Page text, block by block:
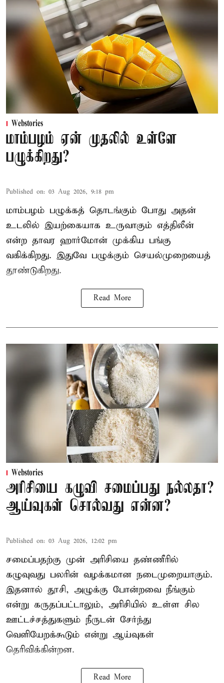
Webstories
மாம்பழம் ஏன் முதலில் உள்ளே
பழுக்கிறது?
Published on: 03 Aug 2026, 9:18 pm
மாம்பழம் பழுக்கத் தொடங்கும் போது அதன்
உடலில் இயற்கையாக உருவாகும் எத்திலீன்
என்ற தாவர ஹார்மோன் முக்கிய பங்கு
வகிக்கிறது. இதுவே பழுக்கும் செயல்முறையைத்
தூண்டுகிறது.
Read More
Webstories
அரிசியை கழுவி சமைப்பது நல்லதா?
ஆய்வுகள் சொல்வது என்ன?
Published on: 03 Aug 2026, 12:02 pm
சமைப்பதற்கு முன் அரிசியை தண்ணீரில்
கழுவுவது பலரின் வழக்கமான நடைமுறையாகும்.
இதனால் தூசி, அழுக்கு போன்றவை நீங்கும்
என்று கருதப்பட்டாலும், அரிசியில் உள்ள சில
ஊட்டச்சத்துகளும் நீருடன் சேர்ந்து
வெளியேறக்கூடும் என்று ஆய்வுகள்
தெரிவிக்கின்றன.
Read More